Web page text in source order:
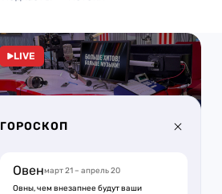
LIVE
ГОРОСКОП
Овенмарт 21 – апрель 20
Овны, чем внезапнее будут ваши